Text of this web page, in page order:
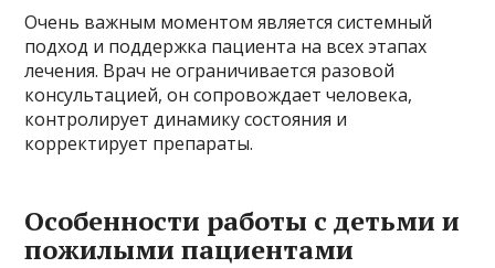
Очень важным моментом является системный
подход и поддержка пациента на всех этапах
лечения. Врач не ограничивается разовой
консультацией, он сопровождает человека,
контролирует динамику состояния и
корректирует препараты.
Особенности работы с детьми и
пожилыми пациентами